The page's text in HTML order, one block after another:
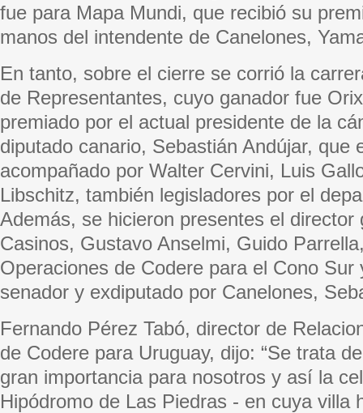
fue para Mapa Mundi, que recibió su
manos del intendente de Canelones,
En tanto, sobre el cierre se corrió la
de Representantes, cuyo ganador fue
premiado por el actual presidente de la
diputado canario, Sebastián Andújar, que
acompañado por Walter Cervini, Luis
Libschitz, también legisladores por el
Además, se hicieron presentes el director
Casinos, Gustavo Anselmi, Guido
Operaciones de Codere para el Cono Sur
senador y exdiputado por Canelones,
Fernando Pérez Tabó, director de
de Codere para Uruguay, dijo: “Se trata
gran importancia para nosotros y así la
Hipódromo de Las Piedras - en cuya villa